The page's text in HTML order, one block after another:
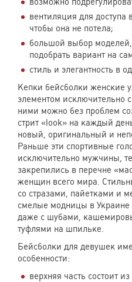
вентиляция для доступа
чтобы она не потела;
большой выбор
подобрать вариант на
стиль и элегантность в
Кепки бейсболки женские
элементом исключительно
ними можно без проблем
стрит «look» на каждый
новый, оригинальный и
Раньше эти спортивные
исключительно мужчины,
закрепились в перечне
женщин всего мира.
со стразами, пайетками и
смелые модницы в Украине
даже с шубами,
туфлями на шпильке.
Бейсболки для девушек
особенности:
верхняя часть состоит